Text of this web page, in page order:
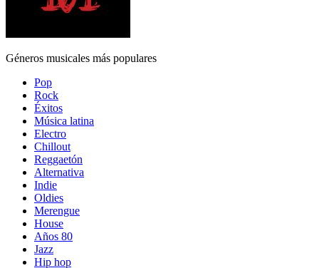
Géneros musicales más populares
Pop
Rock
Éxitos
Música latina
Electro
Chillout
Reggaetón
Alternativa
Indie
Oldies
Merengue
House
Años 80
Jazz
Hip hop